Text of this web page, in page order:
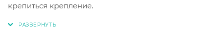
крепиться крепление.